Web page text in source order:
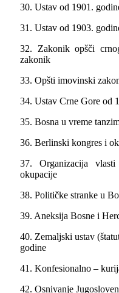
30. Ustav od 1901.
31. Ustav od 1903.
32. Zakonik opšči
zakonik
33. Opšti imovinski
34. Ustav Crne Gore od
35. Bosna u vreme
36. Berlinski kongres i
37. Organizacija
okupacije
38. Političke stranke u
39. Aneksija Bosne i
40. Zemalјski ustav
godine
41. Konfesionalno –
42. Osnivanje